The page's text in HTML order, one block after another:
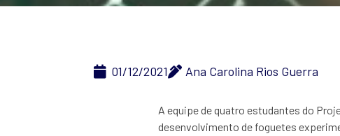
01/12/2021 Ana Carolina Rios Guerra
A equipe de quatro estudantes do
desenvolvimento de foguetes